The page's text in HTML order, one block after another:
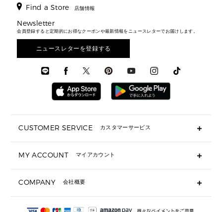
ウェア
アクセサリー
アクセサリー
メンズ バッグ
メンズ 財布・小物
メンズ シューズ
メンズ ウェア
メンズ 時計・その他
▶ メンズすべて
メンズ財布・小物
メンズアクセサリー
メンズウェア
トラベル
3 IN 1 / 2 IN 1 バッグ
▶ メンズすべて
▶ メンズすべて
▶ メンズすべて
▶ メンズすべて
▶ バッグすべて
通勤・通学アイテム
3 IN 1 バッグ
ミニ財布・フラグメントケース
▶ 小物すべて
定期ケース・カードケース・名刺入れ
財布・小物
時計・ジュエリー
アクセサリー
エディターレビュー
Find a Store 店舗情報
Newsletter
会員登録すると定期的にお得なクーポンや最新情報をニュースレターでお届けします。
ニュースレターを登録する
CUSTOMER SERVICE カスタマーサービス
ギフト用にラッピングができますか？
ショッピングバッグを購入商品分送ってもらえますか？
注文後に完了メールが受信できないのですが？
MY ACCOUNT マイアカウント
COMPANY 会社概要